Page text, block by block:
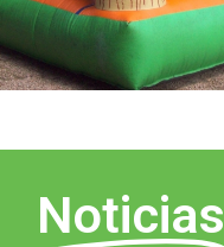
Noticias